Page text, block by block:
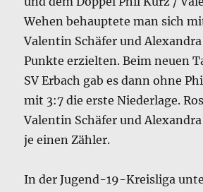
Wehen behauptete man sich
Valentin Schäfer und
Punkte erzielten. Beim neuen
SV Erbach gab es dann ohne
mit 3:7 die erste Niederlage.
Valentin Schäfer und
je einen Zähler.
In der Jugend-19-Kreisliga